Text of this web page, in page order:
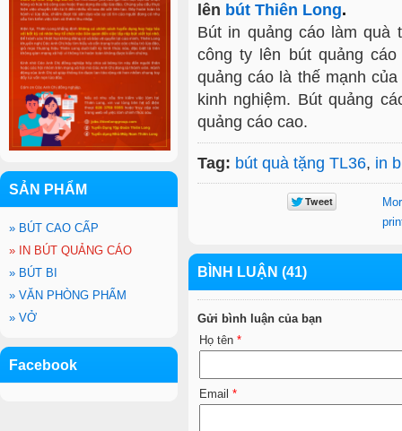
lên bút Thiên Long.
Bút in quảng cáo làm quà
công ty lên bút quảng
quảng cáo là thế mạnh
kinh nghiệm. Bút quảng
quảng cáo cao.
Tag: bút quà tặng TL36, in
BÌNH LUẬN (41)
Gửi bình luận của bạn
Họ tên *
Email *
SẢN PHẨM
» BÚT CAO CẤP
»
IN BÚT QUẢNG CÁO
» BÚT BI
» VĂN PHÒNG PHẨM
» VỞ
Facebook